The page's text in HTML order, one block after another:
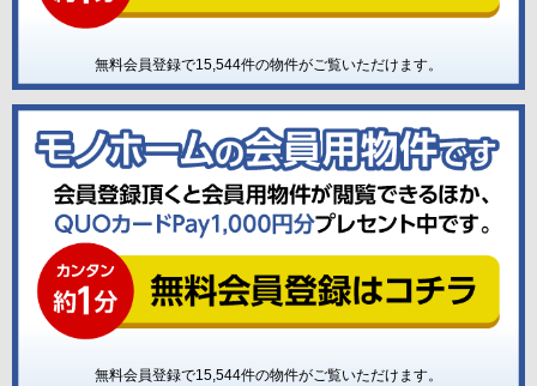
無料会員登録で15,544件の物件がご覧いただけます。
無料会員登録で15,544件の物件がご覧いただけます。